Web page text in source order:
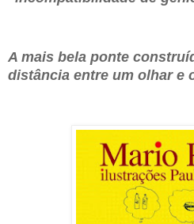
A mais bela ponte
distância entre um olhar e